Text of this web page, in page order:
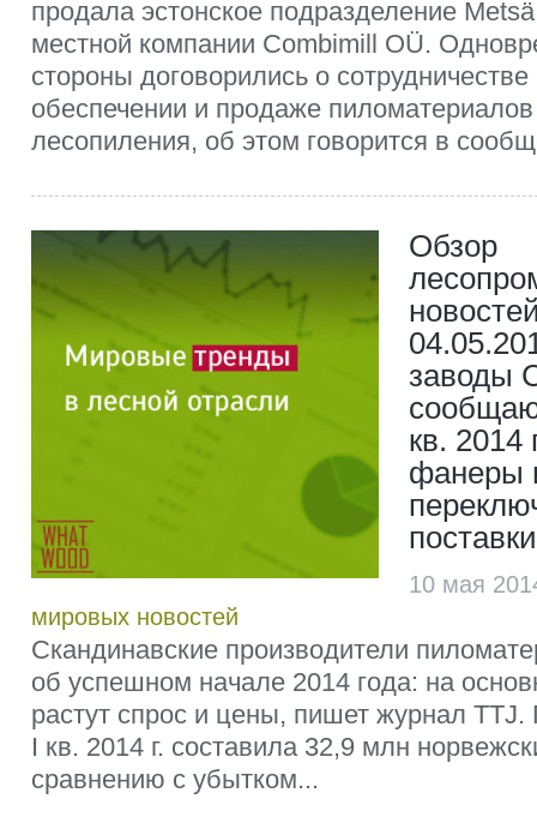
продала эстонское подразделение
местной компании Combimill OÜ.
стороны договорились о
обеспечении и продаже
лесопиления, об этом говорится в
Обзор
заводы
кв. 2014
фанеры
10 мая
мировых новостей
Скандинавские производители
об успешном начале 2014 года: на
растут спрос и цены, пишет журнал
I кв. 2014 г. составила 32,9 млн
сравнению с убытком...